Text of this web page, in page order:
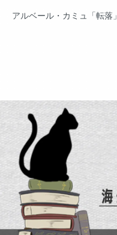
アルベール・カミュ「転落」